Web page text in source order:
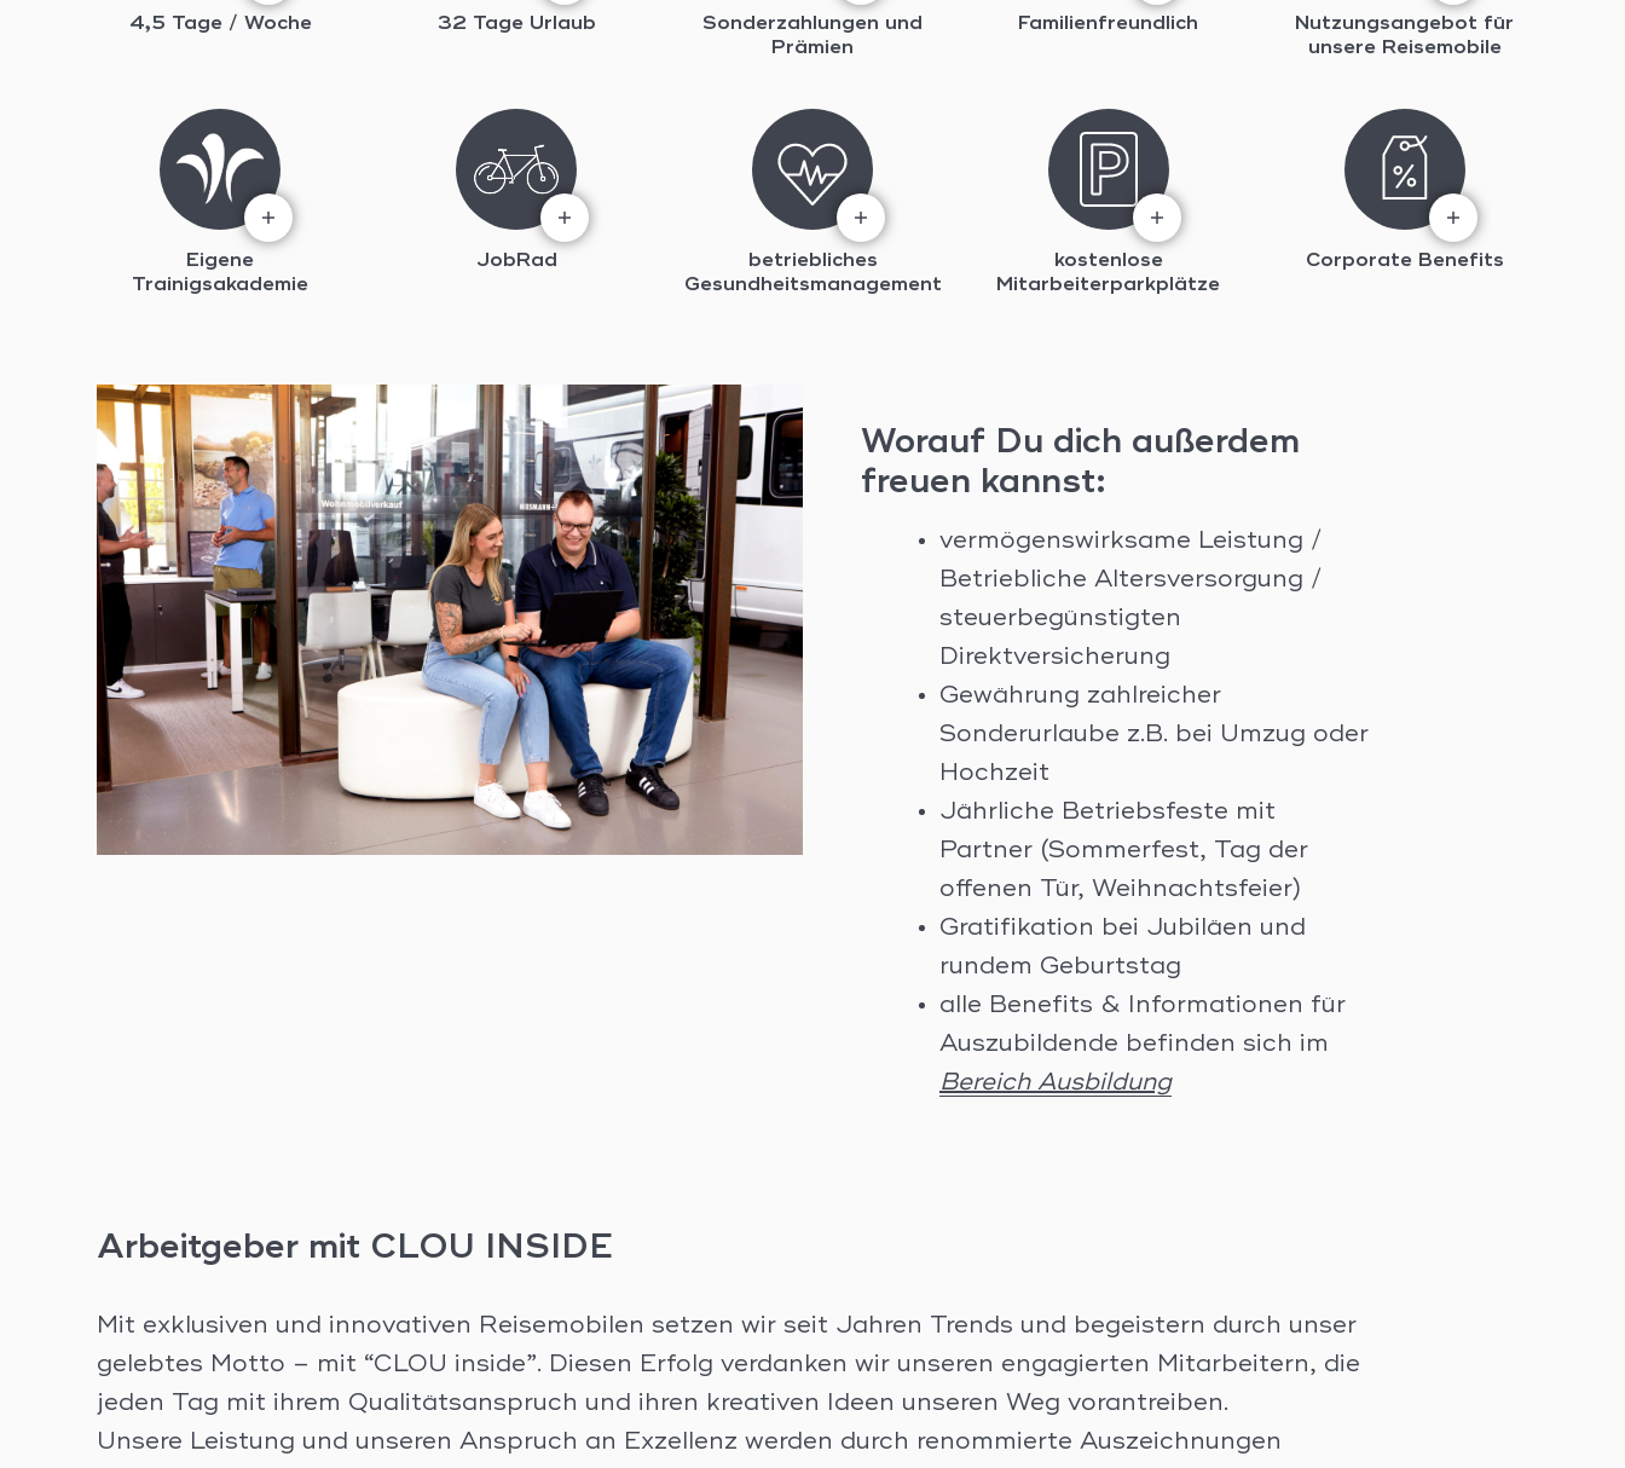
4,5 Tage / Woche 32 Tage Urlaub
Sonderzahlungen und
Prämien
Familienfreundlich
Nutzungsangebot für
unsere Reisemobile
Eigene
Trainigsakademie
JobRad
betriebliches
Gesundheitsmanagement
kostenlose
Mitarbeiterparkplätze
Corporate Benefits
Worauf Du dich außerdem
freuen kannst:
vermögenswirksame Leistung /
Betriebliche Altersversorgung /
steuerbegünstigten
Direktversicherung
Gewährung zahlreicher
Sonderurlaube z.B. bei Umzug oder
Hochzeit
Jährliche Betriebsfeste mit
Partner (Sommerfest, Tag der
offenen Tür, Weihnachtsfeier)
Gratifikation bei Jubiläen und
rundem Geburtstag
alle Benefits & Informationen für
Auszubildende befinden sich im
Bereich Ausbildung
Arbeitgeber mit CLOU INSIDE
Mit exklusiven und innovativen Reisemobilen setzen wir seit Jahren Trends und begeistern durch unser
gelebtes Motto – mit “CLOU inside”. Diesen Erfolg verdanken wir unseren engagierten Mitarbeitern, die
jeden Tag mit ihrem Qualitätsanspruch und ihren kreativen Ideen unseren Weg vorantreiben.
Unsere Leistung und unseren Anspruch an Exzellenz werden durch renommierte Auszeichnungen